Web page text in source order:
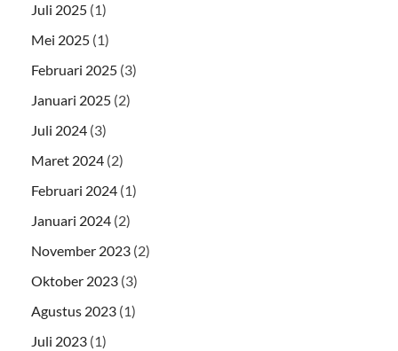
Juli 2025 (1)
Mei 2025 (1)
Februari 2025 (3)
Januari 2025 (2)
Juli 2024 (3)
Maret 2024 (2)
Februari 2024 (1)
Januari 2024 (2)
November 2023 (2)
Oktober 2023 (3)
Agustus 2023 (1)
Juli 2023 (1)